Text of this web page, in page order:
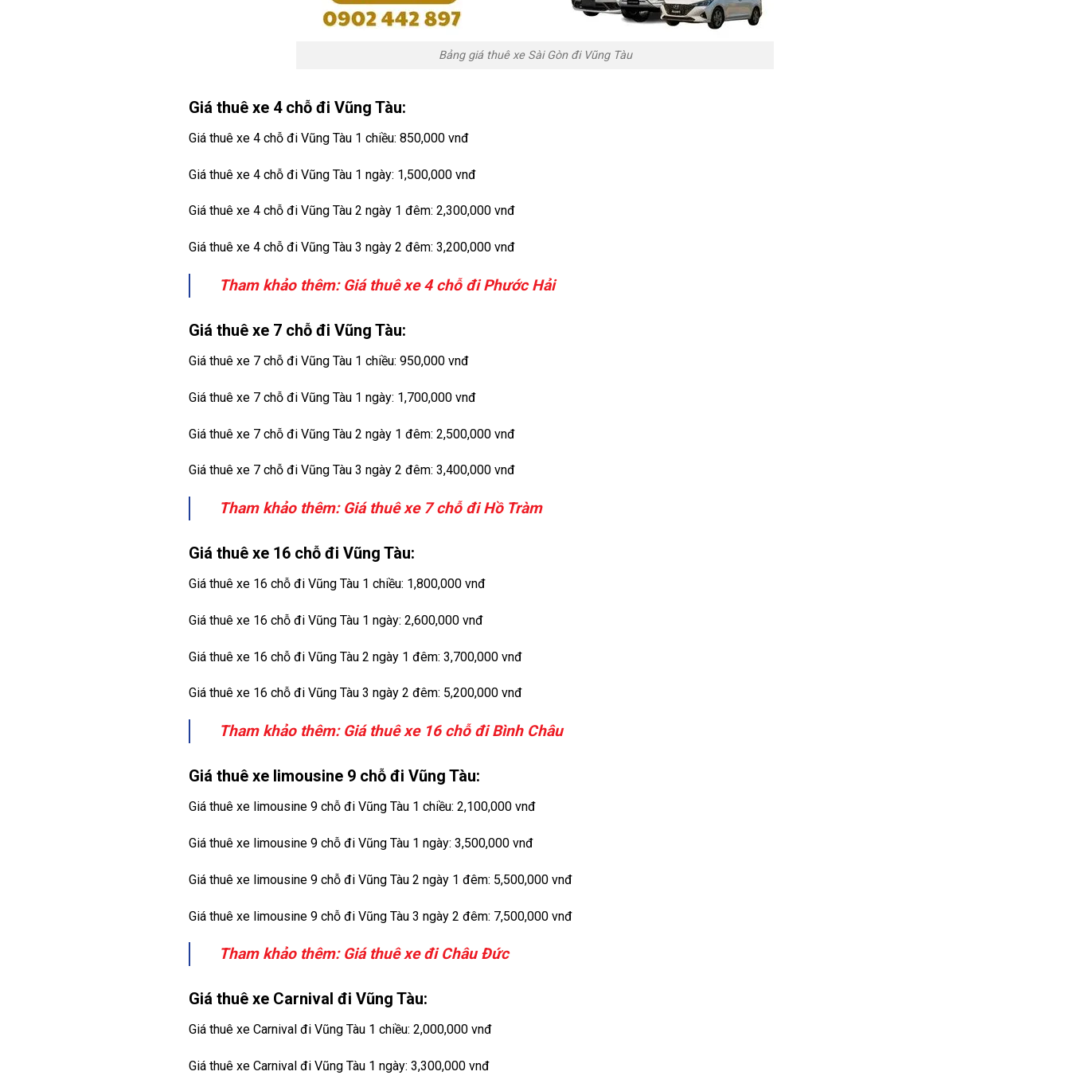
Bảng giá thuê xe Sài Gòn đi Vũng Tàu
Giá thuê xe 4 chỗ đi Vũng Tàu:
Giá thuê xe 4 chỗ đi Vũng Tàu 1 chiều: 850,000 vnđ
Giá thuê xe 4 chỗ đi Vũng Tàu 1 ngày: 1,500,000 vnđ
Giá thuê xe 4 chỗ đi Vũng Tàu 2 ngày 1 đêm: 2,300,000 vnđ
Giá thuê xe 4 chỗ đi Vũng Tàu 3 ngày 2 đêm: 3,200,000 vnđ
Tham khảo thêm: Giá thuê xe 4 chỗ đi Phước Hải
Giá thuê xe 7 chỗ đi Vũng Tàu:
Giá thuê xe 7 chỗ đi Vũng Tàu 1 chiều: 950,000 vnđ
Giá thuê xe 7 chỗ đi Vũng Tàu 1 ngày: 1,700,000 vnđ
Giá thuê xe 7 chỗ đi Vũng Tàu 2 ngày 1 đêm: 2,500,000 vnđ
Giá thuê xe 7 chỗ đi Vũng Tàu 3 ngày 2 đêm: 3,400,000 vnđ
Tham khảo thêm: Giá thuê xe 7 chỗ đi Hồ Tràm
Giá thuê xe 16 chỗ đi Vũng Tàu:
Giá thuê xe 16 chỗ đi Vũng Tàu 1 chiều: 1,800,000 vnđ
Giá thuê xe 16 chỗ đi Vũng Tàu 1 ngày: 2,600,000 vnđ
Giá thuê xe 16 chỗ đi Vũng Tàu 2 ngày 1 đêm: 3,700,000 vnđ
Giá thuê xe 16 chỗ đi Vũng Tàu 3 ngày 2 đêm: 5,200,000 vnđ
Tham khảo thêm: Giá thuê xe 16 chỗ đi Bình Châu
Giá thuê xe limousine 9 chỗ đi Vũng Tàu:
Giá thuê xe limousine 9 chỗ đi Vũng Tàu 1 chiều: 2,100,000 vnđ
Giá thuê xe limousine 9 chỗ đi Vũng Tàu 1 ngày: 3,500,000 vnđ
Giá thuê xe limousine 9 chỗ đi Vũng Tàu 2 ngày 1 đêm: 5,500,000 vnđ
Giá thuê xe limousine 9 chỗ đi Vũng Tàu 3 ngày 2 đêm: 7,500,000 vnđ
Tham khảo thêm: Giá thuê xe đi Châu Đức
Giá thuê xe Carnival đi Vũng Tàu:
Giá thuê xe Carnival đi Vũng Tàu 1 chiều: 2,000,000 vnđ
Giá thuê xe Carnival đi Vũng Tàu 1 ngày: 3,300,000 vnđ